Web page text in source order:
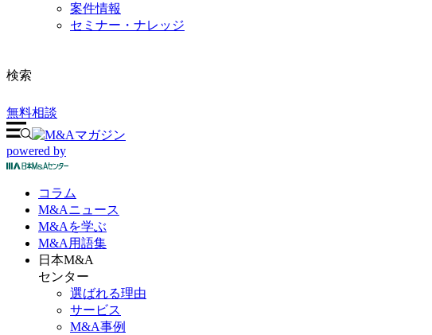
案件情報
セミナー・ナレッジ
検索
無料相談
powered by
コラム
M&Aニュース
M&Aを学ぶ
M&A 用語集
日本M&A
センター
選ばれる理由
サービス
M&A事例